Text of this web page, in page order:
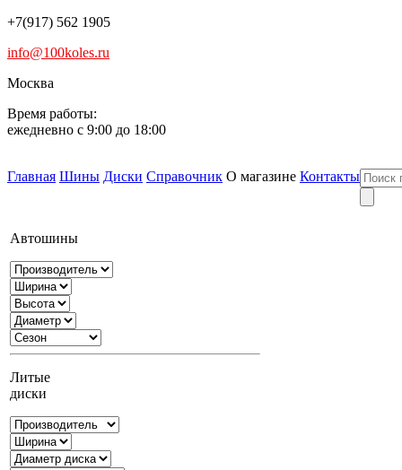
+7(917) 562 1905
info@100koles.ru
Москва
Время работы:
ежедневно с 9:00 до 18:00
Главная Шины Диски Справочник О магазине Контакты
Автошины
Литые
диски